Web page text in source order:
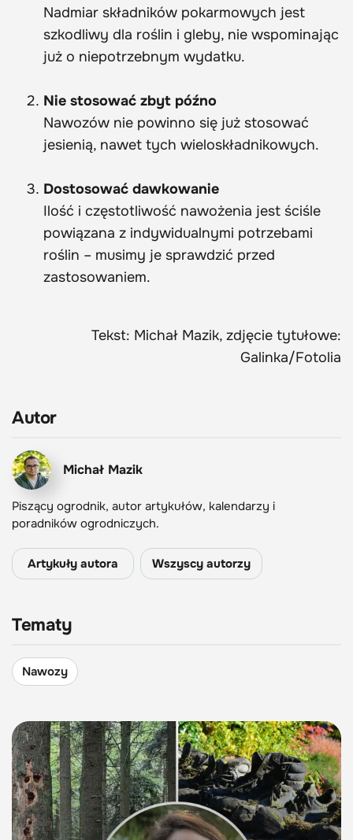
Nadmiar składników pokarmowych jest
szkodliwy dla roślin i gleby, nie wspominając
już o niepotrzebnym wydatku.
Nie stosować zbyt późno
Nawozów nie powinno się już stosować
jesienią, nawet tych wieloskładnikowych.
Dostosować dawkowanie
Ilość i częstotliwość nawożenia jest ściśle
powiązana z indywidualnymi potrzebami
roślin – musimy je sprawdzić przed
zastosowaniem.
Tekst: Michał Mazik, zdjęcie tytułowe:
Galinka/Fotolia
Autor
Michał Mazik
Piszący ogrodnik, autor artykułów, kalendarzy i
poradników ogrodniczych.
Artykuły autora Wszyscy autorzy
Tematy
Nawozy